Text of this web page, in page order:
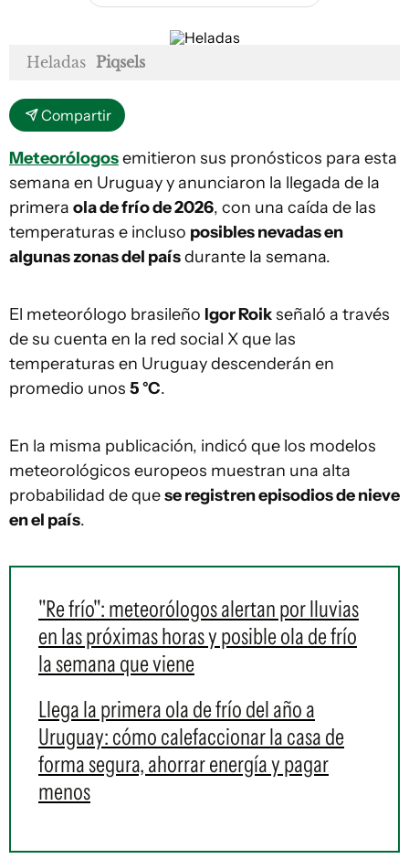
Heladas Piqsels
Compartir
Meteorólogosemitieron sus pronósticos para esta
semana en Uruguay y anunciaron la llegada de la
primera ola de frío de 2026, con una caída de las
temperaturas e incluso posibles nevadas en
algunas zonas del paísdurante la semana.
El meteorólogo brasileño Igor Roikseñaló a través
de su cuenta en la red social X que las
temperaturas en Uruguay descenderán en
promedio unos 5 °C.
En la misma publicación, indicó que los modelos
meteorológicos europeos muestran una alta
probabilidad de quese registren episodios de nieve
en el país.
"Re frío": meteorólogos alertan por lluvias
en las próximas horas y posible ola de frío
la semana que viene
Llega la primera ola de frío del año a
Uruguay: cómo calefaccionar la casa de
forma segura, ahorrar energía y pagar
menos